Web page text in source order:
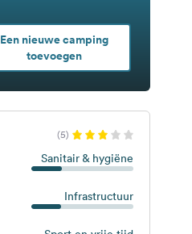
Een nieuwe camping
toevoegen
(5)
Sanitair & hygiëne
Infrastructuur